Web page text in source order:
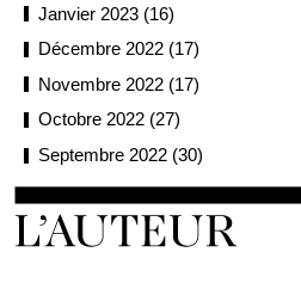
Janvier 2023 (16)
Décembre 2022 (17)
Novembre 2022 (17)
Octobre 2022 (27)
Septembre 2022 (30)